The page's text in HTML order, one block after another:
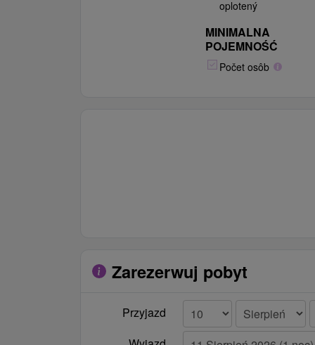
oplotený
MINIMALNA
POJEMNOŚĆ
Počet osôb
Zarezerwuj pobyt
Przyjazd